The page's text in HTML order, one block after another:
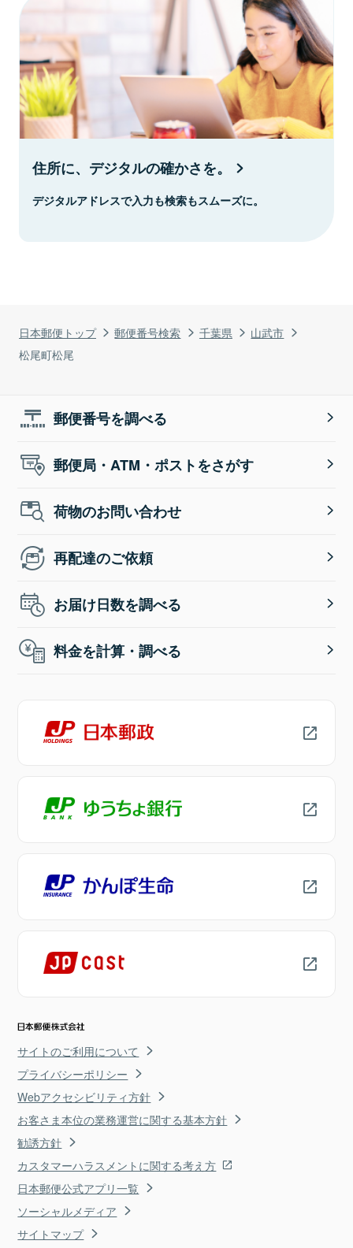
日本郵便トップ 郵便番号検索 千葉県
山武市
松尾町松尾
住所に、デジタルの確かさを。
デジタルアドレスで入力も検索もスムーズに。
郵便番号を調べる
郵便局・ATM・ポストをさがす
荷物のお問い合わせ
再配達のご依頼
お届け日数を調べる
料金を計算・調べる
サイトのご利用について
プライバシーポリシー
Webアクセシビリティ方針
お客さま本位の業務運営に関する基本方針
勧誘方針
カスタマーハラスメントに関する考え方
日本郵便公式アプリ一覧
ソーシャルメディア
サイトマップ